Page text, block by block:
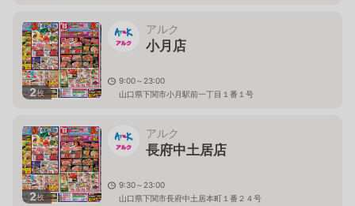
2枚
アルク
小月店
9:00～23:00
山口県下関市小月駅前一丁目１番１号
2枚
アルク
長府中土居店
9:30～23:00
山口県下関市長府中土居本町１番２４号